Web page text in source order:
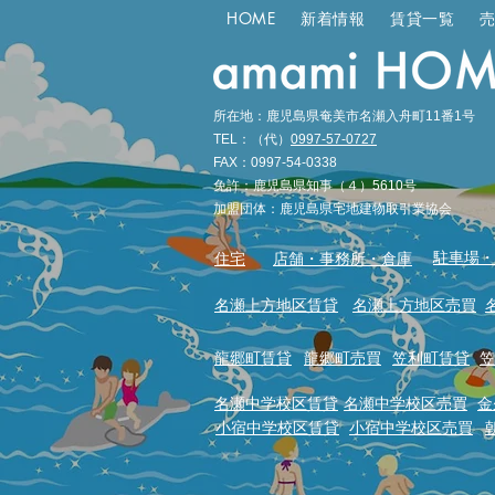
HOME 新着情報 賃貸一覧
所在地：鹿児島県奄美市名瀬入舟町11番1号
TEL：（代） 0997-57-0727
FAX：0997-54-0338
免許：鹿児島県知事（４）5610号
加盟団体：鹿児島県宅地建物取引業協会
住宅 店舗・事務所・倉庫 駐車場
名瀬上方地区賃貸 名瀬上方地区売買
龍郷町賃貸 龍郷町売買 笠利町賃貸
名瀬中学校区賃貸 名瀬中学校区売買
小宿中学校区賃貸 小宿中学校区売買